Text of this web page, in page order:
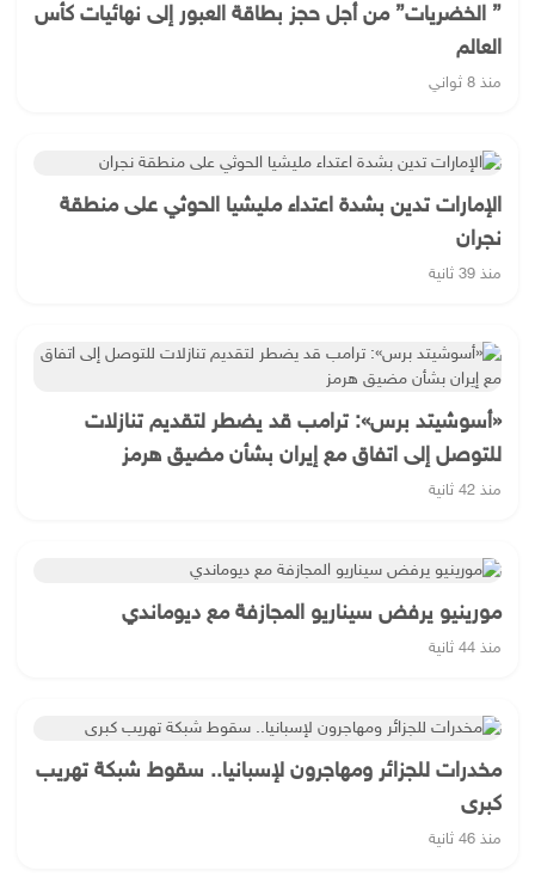
” الخضريات” من أجل حجز بطاقة العبور إلى نهائيات كأس
العالم
منذ 8 ثواني
الإمارات تدين بشدة اعتداء مليشيا الحوثي على منطقة
نجران
منذ 39 ثانية
«أسوشيتد برس»: ترامب قد يضطر لتقديم تنازلات
للتوصل إلى اتفاق مع إيران بشأن مضيق هرمز
منذ 42 ثانية
مورينيو يرفض سيناريو المجازفة مع ديوماندي
منذ 44 ثانية
مخدرات للجزائر ومهاجرون لإسبانيا.. سقوط شبكة تهريب
كبرى
منذ 46 ثانية